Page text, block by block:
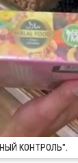
КОНТРОЛЬ".